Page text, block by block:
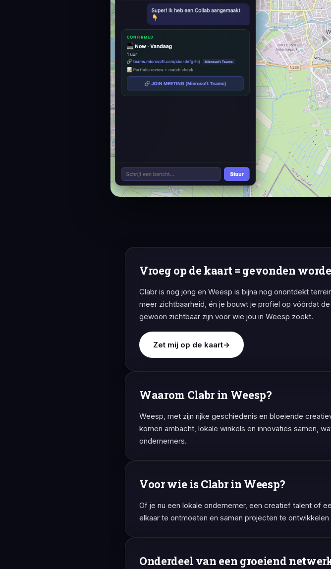
Vroeg op de kaart = gevonden
Clabr is nog jong en Weesp is bijna nog onontdekt
meer zichtbaarheid, én je bouwt je profiel op vóórdat
gewoon zichtbaar zijn voor wie jou in Weesp zoekt.
Zet mij op de kaart→
Waarom Clabr in Weesp?
Weesp, met zijn rijke geschiedenis en bloeiende
komen ambacht, lokale winkels en innovaties samen,
ondernemers.
Voor wie is Clabr in Weesp?
Of je nu een lokale ondernemer, een creatief talent of
elkaar te ontmoeten en samen projecten te
Onderdeel van een groeiend